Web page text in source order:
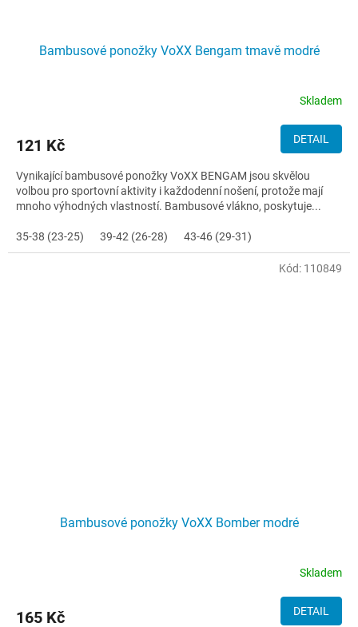
Bambusové ponožky VoXX Bengam tmavě modré
Skladem
121 Kč DETAIL
Vynikající bambusové ponožky VoXX BENGAM jsou skvělou
volbou pro sportovní aktivity i každodenní nošení, protože mají
mnoho výhodných vlastností. Bambusové vlákno, poskytuje...
35-38 (23-25) 39-42 (26-28) 43-46 (29-31)
Bambusové ponožky VoXX Bomber modré
Skladem
165 Kč DETAIL
Kód: 110849